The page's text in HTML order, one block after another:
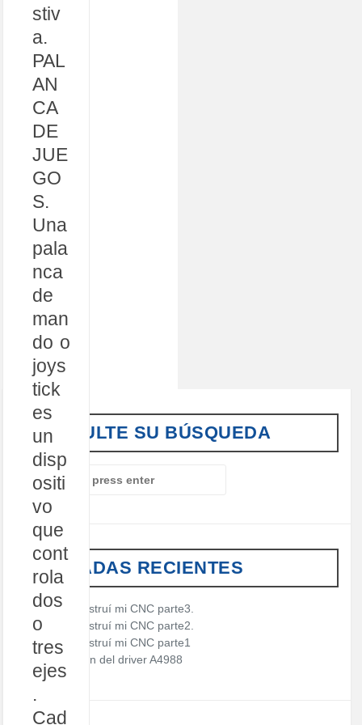
stiv
a.
PAL
AN
CA
DE
JUE
GO
S.
Una
pala
nca
de
man
do o
joys
tick
es
un
disp
ositi
vo
que
cont
rola
dos
o
tres
ejes
.
Cad
CONSULTE SU BÚSQUEDA
e
a
c
h
o
r
:
ENTRADAS RECIENTES
Cómo construí mi CNC parte3.
Cómo construí mi CNC parte2.
Cómo construí mi CNC parte1
Descripción del driver A4988